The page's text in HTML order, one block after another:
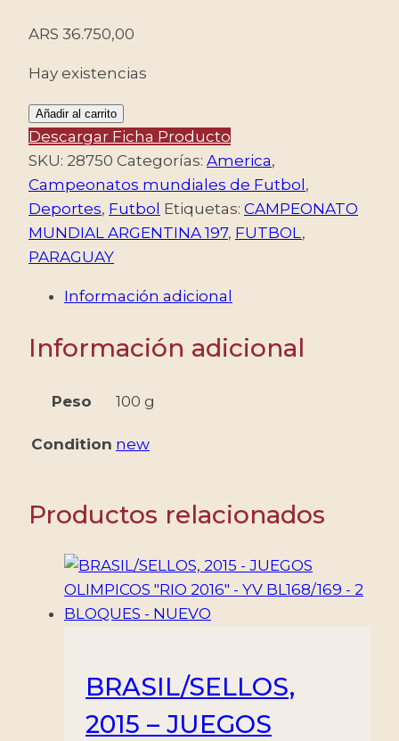
ARS 36.750,00
Hay existencias
PARAGUAY/SELLOS,
1978
-
FUTBOL
-
CAMPEONATO
MUNDIAL
YV
263
LETRA
BLOQUE
NUEVO
cantidad
Añadir al carrito
Descargar Ficha Producto
SKU: 28750 Categorías: America,
Campeonatos mundiales de Futbol,
Deportes, Futbol Etiquetas: CAMPEONATO
MUNDIAL ARGENTINA 197, FUTBOL ,
PARAGUAY
Información adicional
Información adicional
Peso 100 g
Condition new
Productos relacionados
BRASIL/SELLOS,
2015 – JUEGOS